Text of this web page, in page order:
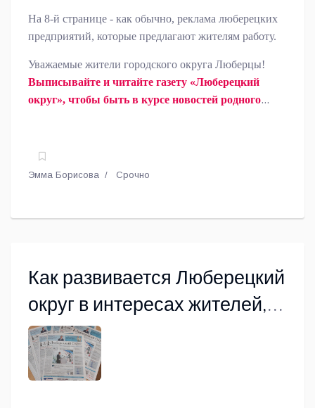
На 8-й странице - как обычно, реклама люберецких
предприятий, которые предлагают жителям работу.
Уважаемые жители городского округа Люберцы!
Выписывайте и читайте газету «Люберецкий
округ», чтобы быть в курсе новостей родного
Эмма Борисова Срочно
Как развивается Люберецкий
округ в интересах жителей,
рассказала газета